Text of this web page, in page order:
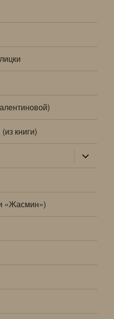
книги)
раскрыть
дочернее
меню
«Жасмин»)